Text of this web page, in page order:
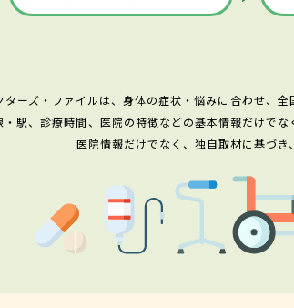
ターズ・ファイルは、身体の症状・悩みに合わせ、
駅、診療時間、医院の特徴などの基本情報だけで
医院情報だけでなく、独自取材に基づ